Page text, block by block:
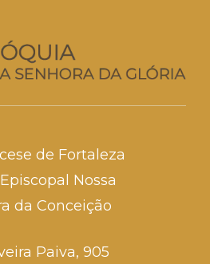
de Fortaleza
Nossa
da Conceição
Paiva, 905